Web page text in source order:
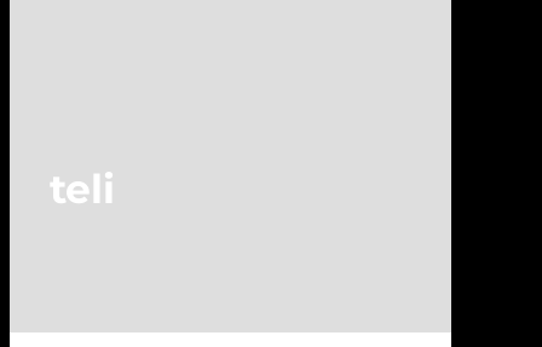
teli